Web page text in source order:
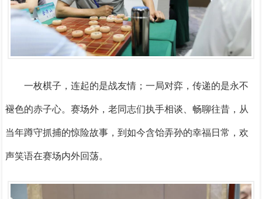
一枚棋子，连起的是战友情；一局对弈，传递的是永不
褪色的赤子心。赛场外，老同志们执手相谈、畅聊往昔，从
当年蹲守抓捕的惊险故事，到如今含饴弄孙的幸福日常，欢
声笑语在赛场内外回荡。